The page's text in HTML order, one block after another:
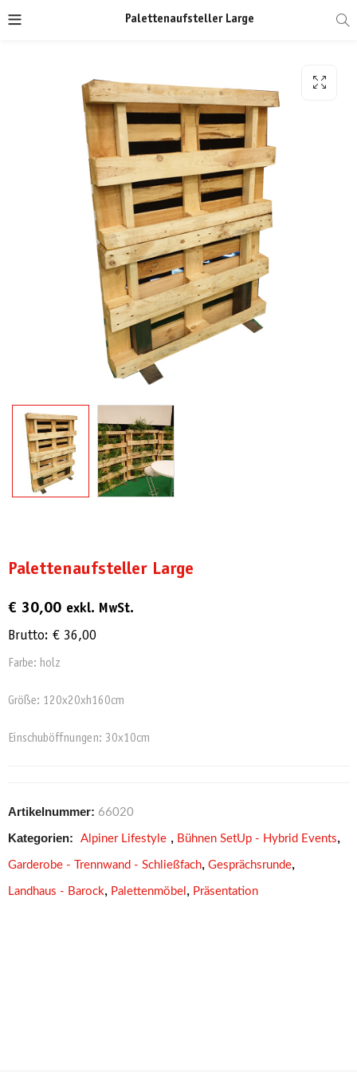
Palettenaufsteller Large
Palettenaufsteller Large
€ 30,00 exkl. MwSt.
Brutto: € 36,00
Farbe: holz
Größe: 120x20xh160cm
Einschuböffnungen: 30x10cm
Artikelnummer: 66020
Kategorien: Alpiner Lifestyle , Bühnen SetUp - Hybrid Events,
Garderobe - Trennwand - Schließfach, Gesprächsrunde,
Landhaus - Barock, Palettenmöbel , Präsentation